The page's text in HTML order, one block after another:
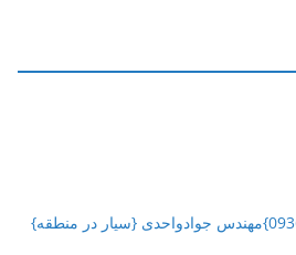
مکانیکی کلاراباد {09361455014}مهندس جوادواحدی {سیار در منطقه}